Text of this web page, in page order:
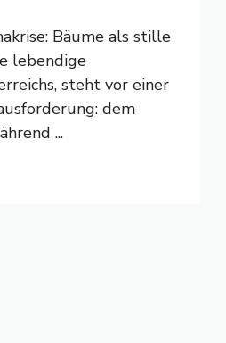
Bäume als stille
lebendige
steht vor einer
dem
...